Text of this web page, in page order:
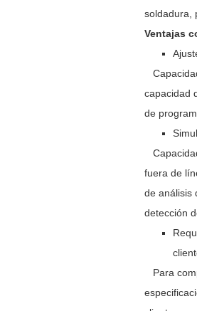
soldadura,
Ventajas
capacidad
de
fuera de
de análisis
detección
Para